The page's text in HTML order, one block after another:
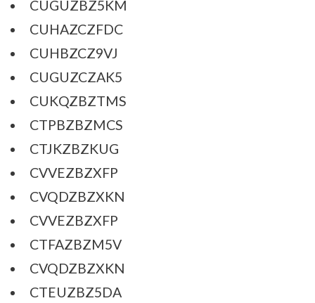
CUGUZBZ5KM
CUHAZCZFDC
CUHBZCZ9VJ
CUGUZCZAK5
CUKQZBZTMS
CTPBZBZMCS
CTJKZBZKUG
CVVEZBZXFP
CVQDZBZXKN
CVVEZBZXFP
CTFAZBZM5V
CVQDZBZXKN
CTEUZBZ5DA